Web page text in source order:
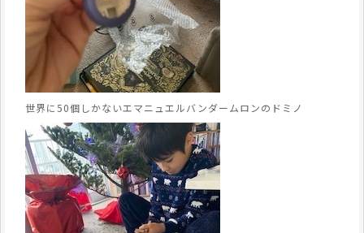
世界に50個しかないエマニュエルバンダームロンのドミノ